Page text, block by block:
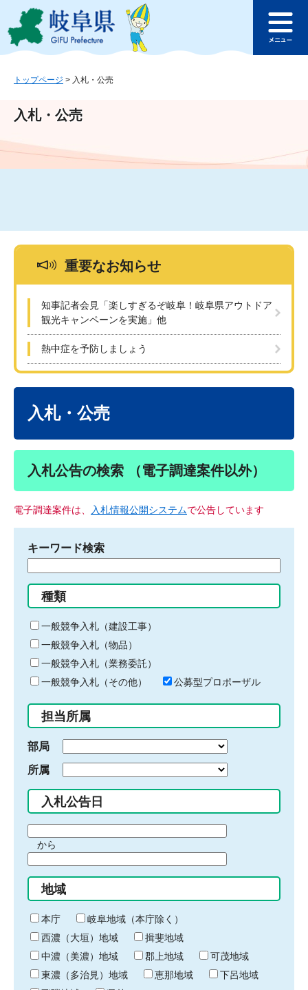
ジ
ュ
文
このページの本文へ
ュ
トップページ > 入札・公売
入札・公売
重要なお知らせ
知事記者会見「楽しすぎるぞ岐阜！岐阜県アウトドア
観光キャンペーンを実施」他
熱中症を予防しましょう
入札・公売
入札公告の検索 （電子調達案件以外）
電子調達案件は、 入札情報公開システムで公告しています
キーワード検索
る
キ
ー
ワ
ー
ド
入
力
種類
一般競争入札（建設工事）
一般競争入札（物品）
一般競争入札（業務委託）
一般競争入札（その他）
公募型プロポーザル
担当所属
部局
所属
入札公告日
間
始
り
から
間
終
わ
り
地域
本庁
岐阜地域（本庁除く）
西濃（大垣）地域
揖斐地域
中濃（美濃）地域
郡上地域
可茂地域
東濃（多治見）地域
恵那地域
下呂地域